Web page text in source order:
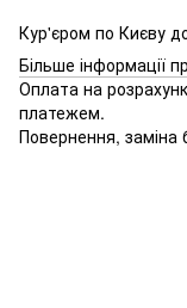
Кур'єром по Києву
Більше інформації
Оплата на
платежем.
Повернення, заміна